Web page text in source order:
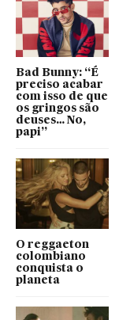
Bad Bunny: “É
preciso acabar
com isso de que
os gringos são
deuses… No,
papi”
O reggaeton
colombiano
conquista o
planeta